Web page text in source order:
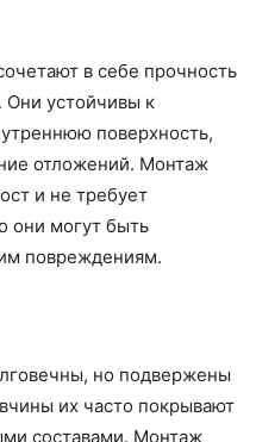
в себе прочность
Они устойчивы к
поверхность,
отложений. Монтаж
и не требует
они могут быть
повреждениям.
но подвержены
их часто покрывают
составами. Монтаж